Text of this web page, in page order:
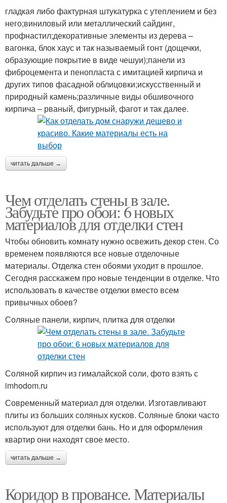
гладкая либо фактурная штукатурка с утеплением и без
него;виниловый или металлический сайдинг,
профнастил;декоративные элементы из дерева –
вагонка, блок хаус и так называемый гонт (дощечки,
образующие покрытие в виде чешуи);панели из
фиброцемента и пенопласта с имитацией кирпича и
других типов фасадной облицовки;искусственный и
природный камень;различные виды обшивочного
кирпича – рваный, фигурный, фагот и так далее.
читать дальше →
Чем отделать стены в зале.
Забудьте про обои: 6 новых
материалов для отделки стен
Чтобы обновить комнату нужно освежить декор стен. Со
временем появляются все новые отделочные
материалы. Отделка стен обоями уходит в прошлое.
Сегодня расскажем про новые тенденции в отделке. Что
использовать в качестве отделки вместо всем
привычных обоев?
Соляные панели, кирпич, плитка для отделки
Соляной кирпич из гималайской соли, фото взять с
imhodom.ru
Современный материал для отделки. Изготавливают
плиты из больших соляных кусков. Соляные блоки часто
используют для отделки бань. Но и для оформления
квартир они находят свое место.
читать дальше →
Коридор в провансе. Материалы